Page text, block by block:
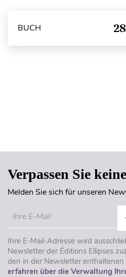
BUCH
Verpassen Sie
Melden Sie sich für unseren
Ihre E-Mail-Adresse wird
Newsletter der Éditions Ellipses
den in der Newsletter
erfahren über die Verwaltung